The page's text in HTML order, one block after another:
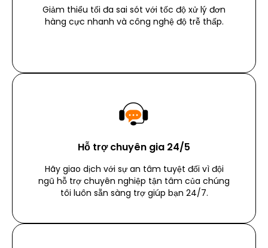
Giảm thiểu tối đa sai sót với tốc độ xử lý đơn
hàng cực nhanh và công nghệ độ trễ thấp.
Hỗ trợ chuyên gia 24/5
Hãy giao dịch với sự an tâm tuyệt đối vì đội
ngũ hỗ trợ chuyên nghiệp tận tâm của chúng
tôi luôn sẵn sàng trợ giúp bạn 24/7.